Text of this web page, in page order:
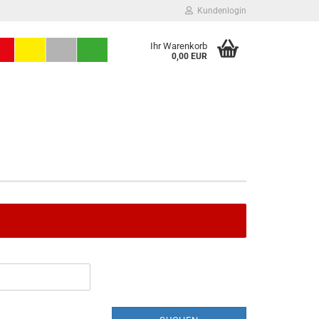
Kundenlogin
Konto erstellen
Ihr Warenkorb
0,00 EUR